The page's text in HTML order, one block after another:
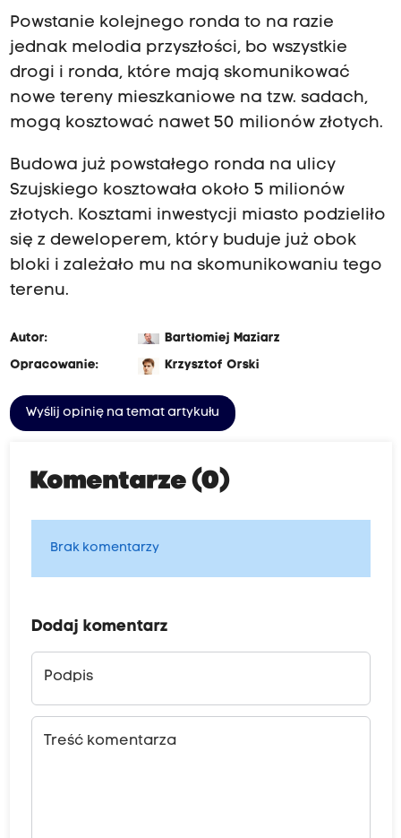
Powstanie kolejnego ronda to na razie
jednak melodia przyszłości, bo wszystkie
drogi i ronda, które mają skomunikować
nowe tereny mieszkaniowe na tzw. sadach,
mogą kosztować nawet 50 milionów złotych.
Budowa już powstałego ronda na ulicy
Szujskiego kosztowała około 5 milionów
złotych. Kosztami inwestycji miasto podzieliło
się z deweloperem, który buduje już obok
bloki i zależało mu na skomunikowaniu tego
terenu.
i
e
g
o
w
a
r
n
o
w
i
Autor:
Bartłomiej Maziarz
Opracowanie:
Krzysztof Orski
Wyślij opinię na temat artykułu
Komentarze (0)
Brak komentarzy
Dodaj komentarz
Podpis
Treść komentarza